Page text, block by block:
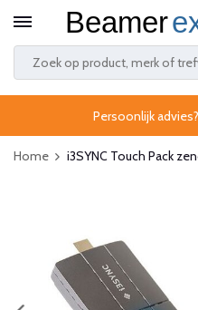
Persoonlijk advies?
Home i3SYNC Touch Pack